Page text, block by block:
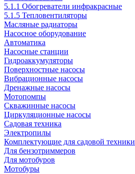
5.1.1 Обогреватели инфракрасные
5.1.5 Тепловентиляторы
Масляные радиаторы
Насосное оборудование
Автоматика
Насосные станции
Гидроаккумуляторы
Поверхностные насосы
Вибрационные насосы
Дренажные насосы
Мотопомпы
Скважинные насосы
Циркуляционные насосы
Садовая техника
Электропилы
Комплектующие для садовой техники
Для бензотриммеров
Для мотобуров
Мотобуры